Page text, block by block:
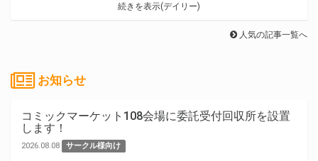
続きを表示(デイリー)
人気の記事一覧へ
お知らせ
コミックマーケット108会場に委託受付回収所を設置
します！
2026.08.08 サークル様向け